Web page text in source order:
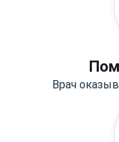
Врач